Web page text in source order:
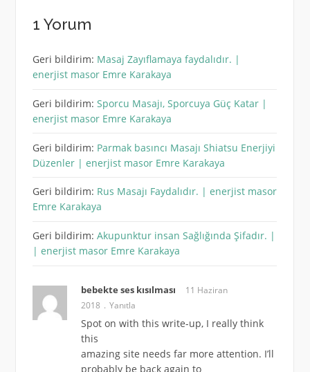
1 Yorum
Geri bildirim: Masaj Zayıflamaya faydalıdır. |
enerjist masor Emre Karakaya
Geri bildirim: Sporcu Masajı, Sporcuya Güç Katar |
enerjist masor Emre Karakaya
Geri bildirim: Parmak basıncı Masajı Shiatsu Enerjiyi
Düzenler | enerjist masor Emre Karakaya
Geri bildirim: Rus Masajı Faydalıdır. | enerjist masor
Emre Karakaya
Geri bildirim: Akupunktur insan Sağlığında Şifadır. |
| enerjist masor Emre Karakaya
bebekte ses kısılması
11 Haziran
2018
Yanıtla
Spot on with this write-up, I really think
this
amazing site needs far more attention. I’ll
probably be back again to